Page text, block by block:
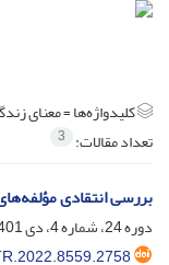
کلیدواژه‌ها =معنای
تعداد مقالات: 3
بررسی انتقادی
دوره 24، شماره 4، دی 1401، صفحه